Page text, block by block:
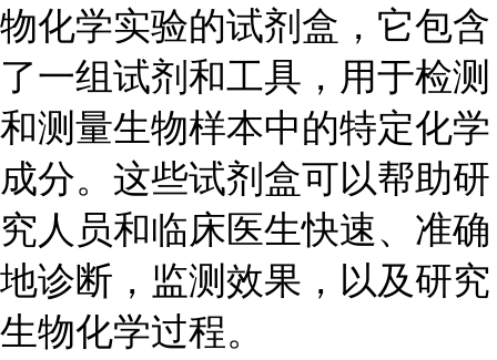
物化学实验的试剂盒，它包含
了一组试剂和工具，用于检测
和测量生物样本中的特定化学
成分。这些试剂盒可以帮助研
究人员和临床医生快速、准确
地诊断，监测效果，以及研究
生物化学过程。